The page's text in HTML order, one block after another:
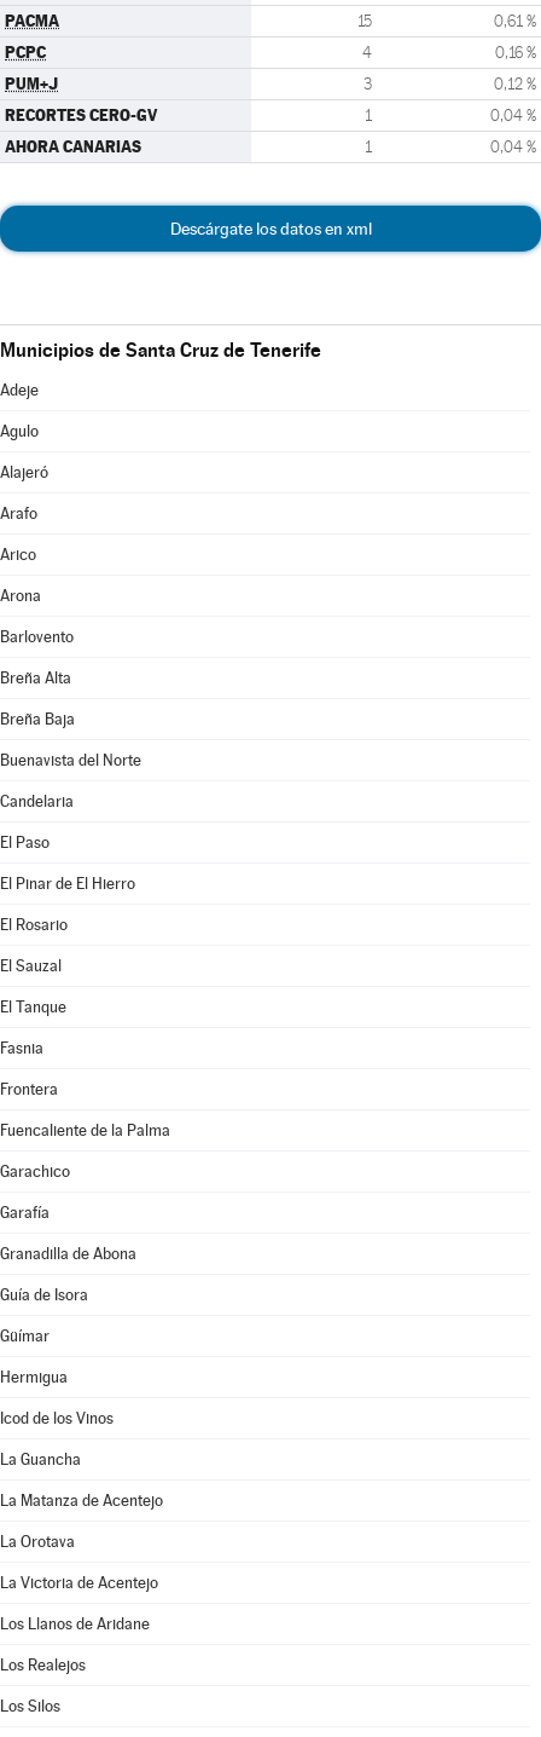
PACMA 15 0,61 %
PCPC 4 0,16 %
PUM+J 3 0,12 %
RECORTES CERO-GV 1 0,04 %
AHORA CANARIAS 1 0,04 %
Descárgate los datos en xml
Municipios de Santa Cruz de Tenerife
Adeje
Agulo
Alajeró
Arafo
Arico
Arona
Barlovento
Breña Alta
Breña Baja
Buenavista del Norte
Candelaria
El Paso
El Pinar de El Hierro
El Rosario
El Sauzal
El Tanque
Fasnia
Frontera
Fuencaliente de la Palma
Garachico
Garafía
Granadilla de Abona
Guía de Isora
Güímar
Hermigua
Icod de los Vinos
La Guancha
La Matanza de Acentejo
La Orotava
La Victoria de Acentejo
Los Llanos de Aridane
Los Realejos
Los Silos